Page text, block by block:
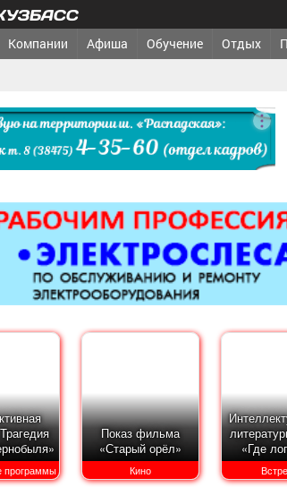
Компании Афиша Обучение Отдых
Показ фильма
«Старый орёл»
Кино
«Где